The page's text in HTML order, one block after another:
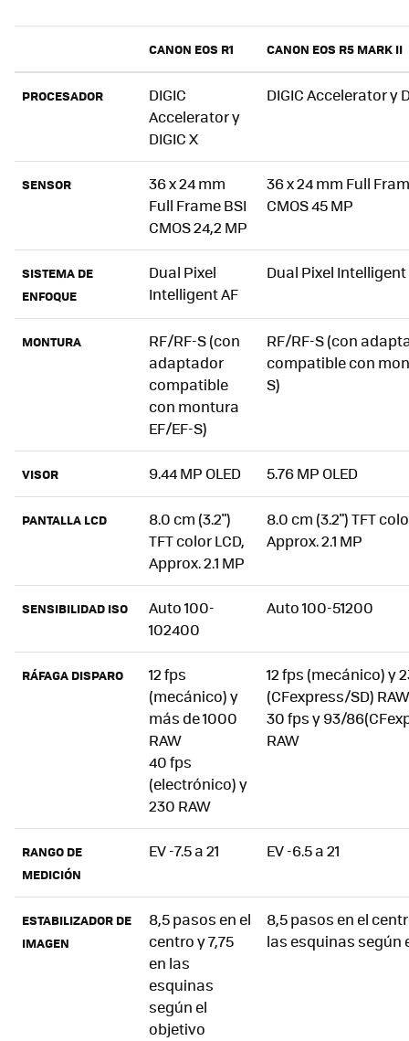
CANON EOS R1 CANON EOS R5 MARK II
PROCESADOR
DIGIC
Accelerator y
DIGIC X
DIGIC Accelerator y
SENSOR
36 x 24 mm
Full Frame BSI
CMOS 24,2 MP
36 x 24 mm Full
CMOS 45 MP
SISTEMA DE
ENFOQUE
Dual Pixel
Intelligent AF
Dual Pixel Intelligent
MONTURA
RF/RF-S (con
adaptador
compatible
con montura
EF/EF-S)
RF/RF-S (con
compatible con
S)
VISOR 9.44 MP OLED 5.76 MP OLED
PANTALLA LCD
8.0 cm (3.2")
TFT color LCD,
Approx. 2.1 MP
8.0 cm (3.2") TFT
Approx. 2.1 MP
SENSIBILIDAD ISO
Auto 100-
102400
Auto 100-51200
RÁFAGA DISPARO
12 fps
(mecánico) y
más de 1000
RAW
40 fps
(electrónico) y
230 RAW
12 fps (mecánico) y
(CFexpress/SD) RAW
30 fps y 93/
RAW
RANGO DE
MEDICIÓN
EV -7.5 a 21 EV -6.5 a 21
ESTABILIZADOR DE
IMAGEN
8,5 pasos en el
centro y 7,75
en las
esquinas
según el
objetivo
8,5 pasos en el
las esquinas según